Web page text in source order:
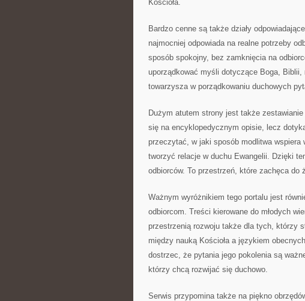
Kościoła.
Bardzo cenne są także działy
najmocniej odpowiada na realne potrzeby
sposób spokojny, bez zamknięcia na
uporządkować myśli dotyczące Boga, Biblii,
towarzysza w porządkowaniu duchowych
Dużym atutem strony jest także
się na encyklopedycznym opisie, lecz
przeczytać, w jaki sposób modlitwa
tworzyć relacje w duchu Ewangelii. Dzięki
odbiorców. To przestrzeń, które zachęca do
Ważnym wyróżnikiem tego portalu jest
odbiorcom. Treści kierowane do młodych
przestrzenią rozwoju także dla tych, którzy
między nauką Kościoła a językiem
dostrzec, że pytania jego pokolenia są
którzy chcą rozwijać się duchowo.
Serwis przypomina także na piękno